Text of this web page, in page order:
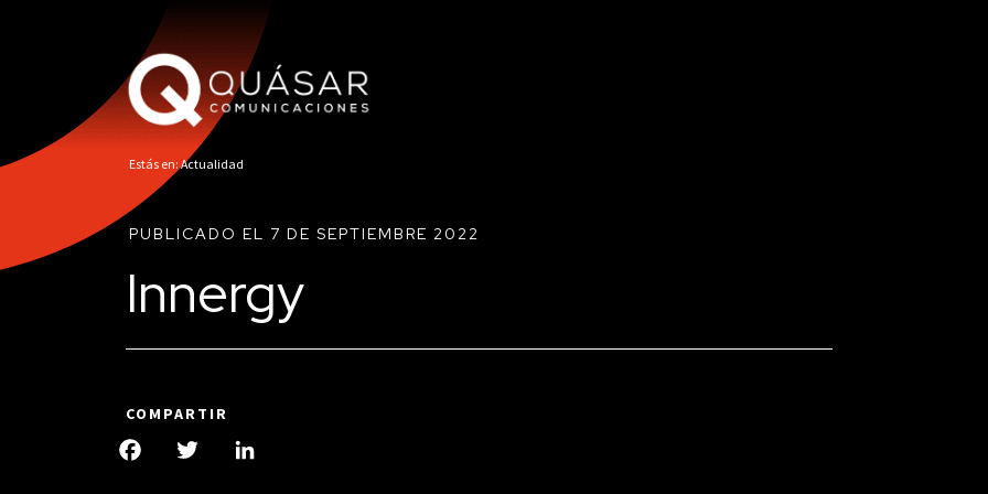
Estás en: Actualidad
PUBLICADO EL 7 DE SEPTIEMBRE 2022
Innergy
COMPARTIR
Facebook
Twitter